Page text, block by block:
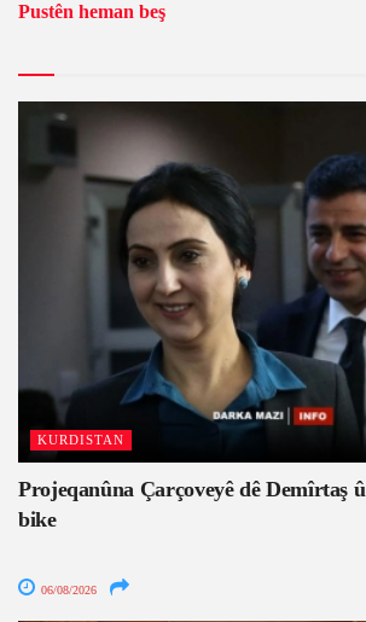
Pustên heman beş
KURDISTAN
Projeqanûna Çarçoveyê dê Demîrtaş
bike
06/08/2026